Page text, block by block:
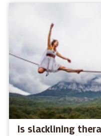
Is slacklining